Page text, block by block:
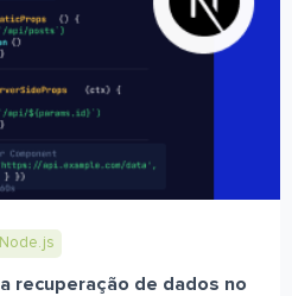
Node.js
recuperação de dados no